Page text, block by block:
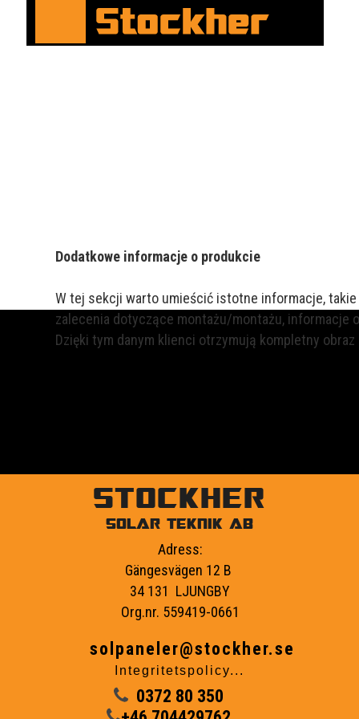
Dodatkowe informacje o produkcie
W tej sekcji warto umieścić istotne informacje,
zalecenia dotyczące montażu/montażu, informacje
Dzięki tym danym klienci otrzymują kompletny
STOCKHER
Adress:
Gängesvägen 12 B
34 131 LJUNGBY
Org.nr. 559419-0661
Integritetspolicy...
solpaneler@stockher.se
0372 80 350
SOLAR TEKNIK AB